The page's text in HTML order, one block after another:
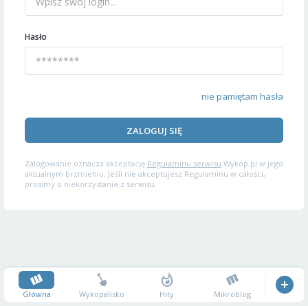
Hasło
nie pamiętam hasła
ZALOGUJ SIĘ
Zalogowanie oznacza akceptację Regulaminu serwisu Wykop.pl w jego
aktualnym brzmieniu. Jeśli nie akceptujesz Regulaminu w całości,
prosimy o niekorzystanie z serwisu.
Główna Wykopalisko Hity Mikroblog